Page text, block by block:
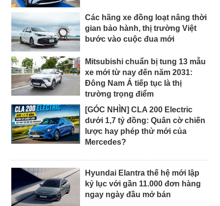
Các hãng xe đồng loạt nâng thời
gian bảo hành, thị trường Việt
bước vào cuộc đua mới
Mitsubishi chuẩn bị tung 13 mẫu
xe mới từ nay đến năm 2031:
Đông Nam Á tiếp tục là thị
trường trọng điểm
[GÓC NHÌN] CLA 200 Electric
dưới 1,7 tỷ đồng: Quân cờ chiến
lược hay phép thử mới của
Mercedes?
Hyundai Elantra thế hệ mới lập
kỷ lục với gần 11.000 đơn hàng
ngay ngày đầu mở bán